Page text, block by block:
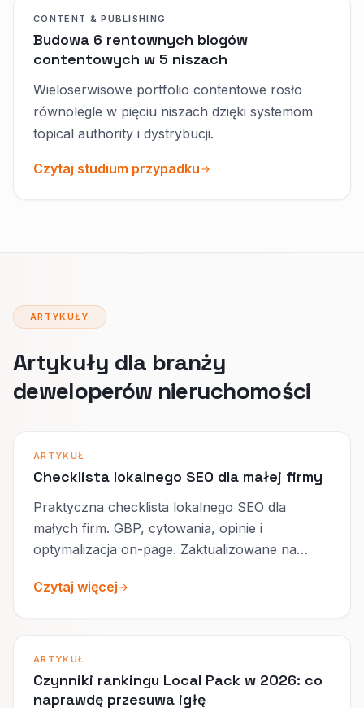
CONTENT & PUBLISHING
Budowa 6 rentownych blogów
contentowych w 5 niszach
Wieloserwisowe portfolio contentowe rosło
równolegle w pięciu niszach dzięki systemom
topical authority i dystrybucji.
Czytaj studium przypadku
ARTYKUŁY
Artykuły dla branży
deweloperów nieruchomości
ARTYKUŁ
Checklista lokalnego SEO dla małej firmy
Praktyczna checklista lokalnego SEO dla
małych firm. GBP, cytowania, opinie i
optymalizacja on-page. Zaktualizowane na
Czytaj więcej
ARTYKUŁ
Czynniki rankingu Local Pack w 2026: co
naprawdę przesuwa igłę